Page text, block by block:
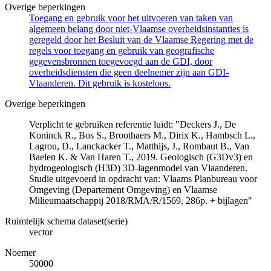
Overige beperkingen
Toegang en gebruik voor het uitvoeren van taken van
algemeen belang door niet-Vlaamse overheidsinstanties is
geregeld door het Besluit van de Vlaamse Regering met de
regels voor toegang en gebruik van geografische
gegevensbronnen toegevoegd aan de GDI, door
overheidsdiensten die geen deelnemer zijn aan GDI-
Vlaanderen. Dit gebruik is kosteloos.
Overige beperkingen
Verplicht te gebruiken referentie luidt: "Deckers J., De
Koninck R., Bos S., Broothaers M., Dirix K., Hambsch L.,
Lagrou, D., Lanckacker T., Matthijs, J., Rombaut B., Van
Baelen K. & Van Haren T., 2019. Geologisch (G3Dv3) en
hydrogeologisch (H3D) 3D-lagenmodel van Vlaanderen.
Studie uitgevoerd in opdracht van: Vlaams Planbureau voor
Omgeving (Departement Omgeving) en Vlaamse
Milieumaatschappij 2018/RMA/R/1569, 286p. + bijlagen"
Ruimtelijk schema dataset(serie)
vector
Noemer
50000